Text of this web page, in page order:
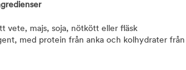
vete, majs, soja, nötkött eller fläsk
med protein från anka och kolhydrater